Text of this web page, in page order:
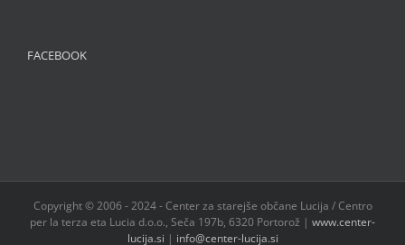
FACEBOOK
Copyright © 2006 - 2024 - Center za starejše občane Lucija / Centro
per la terza eta Lucia d.o.o., Seča 197b, 6320 Portorož | www.center-
lucija.si | info@center-lucija.si